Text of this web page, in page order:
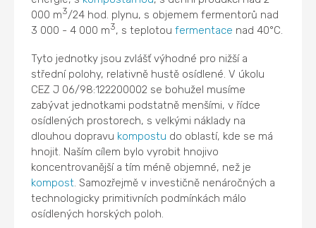
000 m3/24 hod. plynu, s objemem fermentorů nad
3 000 - 4 000 m3, s teplotoufermentace nad 40°C.
Tyto jednotky jsou zvlášť výhodné pro nižší a
střední polohy, relativně hustě osídlené. V úkolu
CEZ J 06/98:122200002 se bohužel musíme
zabývat jednotkami podstatně menšími, v řídce
osídlených prostorech, s velkými náklady na
dlouhou dopravu kompostu do oblastí, kde se má
hnojit. Naším cílem bylo vyrobit hnojivo
koncentrovanější a tím méně objemné, než je
kompost. Samozřejmě v investičně nenáročných a
technologicky primitivních podmínkách málo
osídlených horských poloh.